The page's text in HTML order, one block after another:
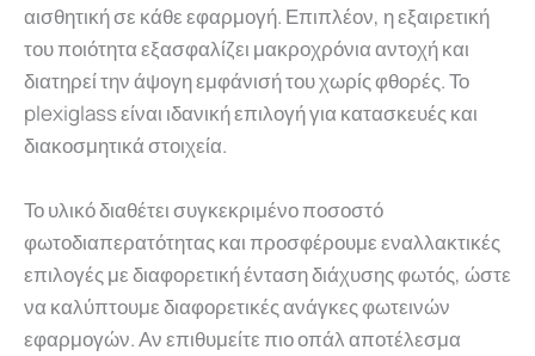
αισθητική σε κάθε εφαρμογή. Επιπλέον, η εξαιρετική
του ποιότητα εξασφαλίζει μακροχρόνια αντοχή και
διατηρεί την άψογη εμφάνισή του χωρίς φθορές. Το
plexiglass είναι ιδανική επιλογή για κατασκευές και
διακοσμητικά στοιχεία.
Το υλικό διαθέτει συγκεκριμένο ποσοστό
φωτοδιαπερατότητας και προσφέρουμε εναλλακτικές
επιλογές με διαφορετική ένταση διάχυσης φωτός, ώστε
να καλύπτουμε διαφορετικές ανάγκες φωτεινών
εφαρμογών. Αν επιθυμείτε πιο οπάλ αποτέλεσμα